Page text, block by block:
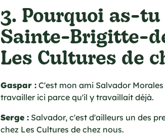
3. Pourquoi as-
Sainte-Brigitte-
Les Cultures de
Gaspar : C'est mon ami Salvador
travailler ici parce qu'il y travaillait déjà.
Serge : Salvador, c'est d'ailleurs un des
chez Les Cultures de chez nous.